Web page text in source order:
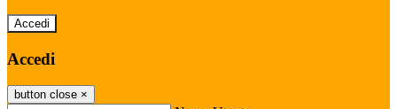
Accedi
Accedi
button close ×